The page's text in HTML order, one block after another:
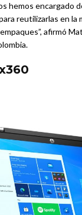
hemos encargado
reutilizarlas en la
afirmó